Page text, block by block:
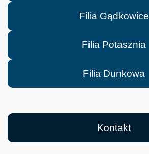
Filia Gądkowice
Filia Potasznia
Filia Dunkowa
Kontakt